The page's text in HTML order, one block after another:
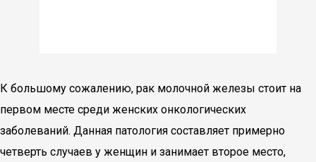
К большому сожалению, рак молочной железы стоит на
первом месте среди женских онкологических
заболеваний. Данная патология составляет примерно
четверть случаев у женщин и занимает второе место,